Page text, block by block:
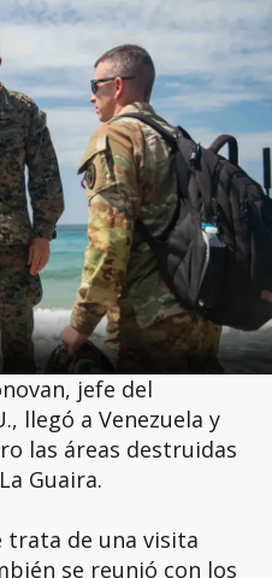
jefe del
llegó a Venezuela y
las áreas destruidas
Guaira.
trata de una visita
se reunió con los